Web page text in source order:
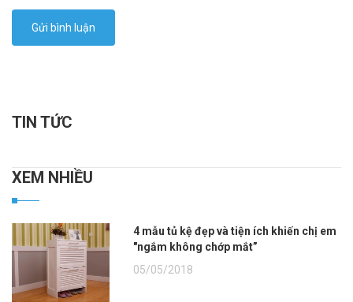
Gửi bình luận
TIN TỨC
XEM NHIỀU
4 mẫu tủ kệ đẹp và tiện ích khiến chị em
"ngắm không chớp mắt”
05/05/2018